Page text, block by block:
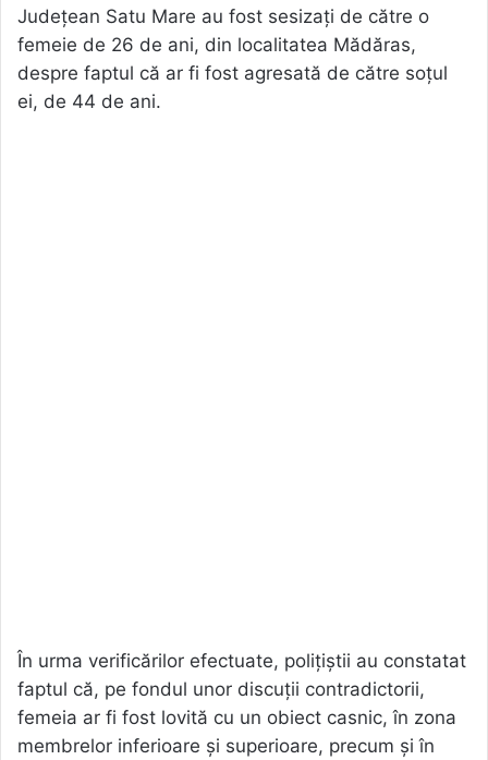
Județean Satu Mare au fost sesizați de către o
femeie de 26 de ani, din localitatea Mădăras,
despre faptul că ar fi fost agresată de către soțul
ei, de 44 de ani.
În urma verificărilor efectuate, polițiștii au constatat
faptul că, pe fondul unor discuții contradictorii,
femeia ar fi fost lovită cu un obiect casnic, în zona
membrelor inferioare și superioare, precum și în